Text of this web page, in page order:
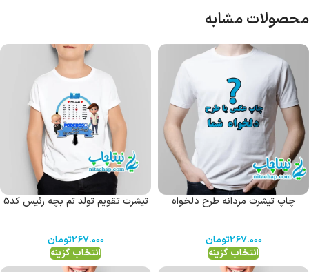
محصولات مشابه
چاپ تیشرت مردانه طرح دلخواه
۲۶۷.۰۰۰تومان
انتخاب گزینه
تیشرت تقویم تولد تم بچه رئیس کد5
۲۶۷.۰۰۰تومان
انتخاب گزینه